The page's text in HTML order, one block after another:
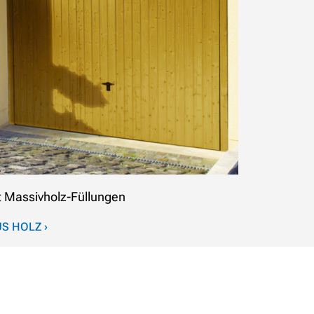
Massivholz-Füllungen
HOLZ ›